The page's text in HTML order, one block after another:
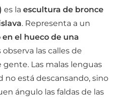
es la escultura de bronce
. Representa a un
el hueco de una
las calles de
gente. Las malas lenguas
no está descansando, sino
ángulo las faldas de las